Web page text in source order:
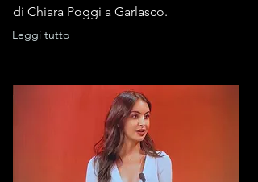
di Chiara Poggi a Garlasco.
Leggi tutto